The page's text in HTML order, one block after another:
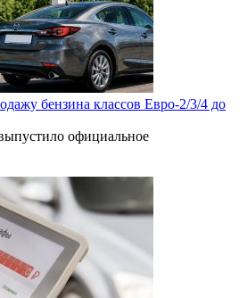
бензина классов Евро-2/3/4 до
официальное